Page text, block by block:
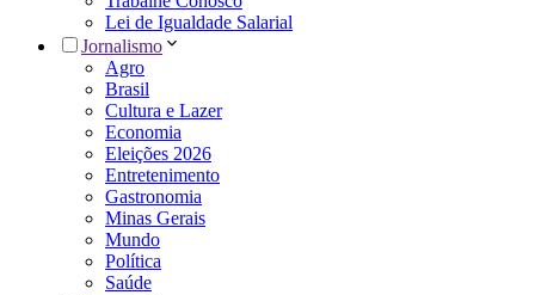
Lei de Igualdade Salarial
Jornalismo
Agro
Brasil
Cultura e Lazer
Economia
Eleições 2026
Entretenimento
Gastronomia
Minas Gerais
Mundo
Política
Saúde